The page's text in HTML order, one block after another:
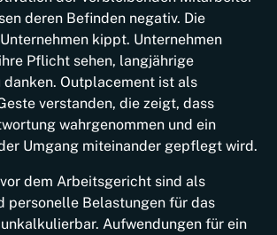
deren Befinden negativ. Die
kippt. Unternehmen
Pflicht sehen, langjährige
Outplacement ist als
verstanden, die zeigt, dass
wahrgenommen und ein
Umgang miteinander gepflegt wird.
dem Arbeitsgericht sind als
personelle Belastungen für das
Aufwendungen für ein